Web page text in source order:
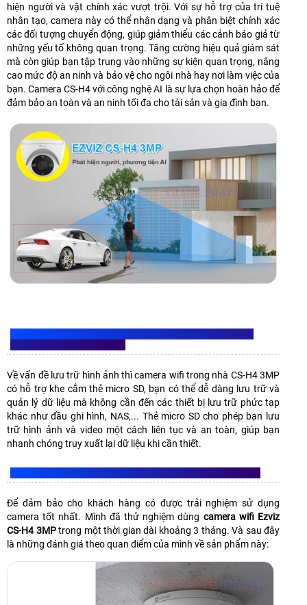
hiện người và vật chính xác vượt trội. Với sự hỗ trợ của trí tuệ
nhân tạo, camera này có thể nhận dạng và phân biệt chính xác
các đối tượng chuyển động, giúp giảm thiểu các cảnh báo giả từ
những yếu tố không quan trọng. Tăng cường hiệu quả giám sát
mà còn giúp bạn tập trung vào những sự kiện quan trọng, nâng
cao mức độ an ninh và bảo vệ cho ngôi nhà hay nơi làm việc của
bạn. Camera CS-H4 với công nghệ AI là sự lựa chọn hoàn hảo để
đảm bảo an toàn và an ninh tối đa cho tài sản và gia đình bạn.
Về vấn đề lưu trữ hình ảnh thì camera wifi trong nhà CS-H4 3MP
có hỗ trợ khe cắm thẻ micro SD, bạn có thể dễ dàng lưu trữ và
quản lý dữ liệu mà không cần đến các thiết bị lưu trữ phức tạp
khác như đầu ghi hình, NAS,... Thẻ micro SD cho phép bạn lưu
trữ hình ảnh và video một cách liên tục và an toàn, giúp bạn
nhanh chóng truy xuất lại dữ liệu khi cần thiết.
Để đảm bảo cho khách hàng có được trải nghiệm sử dụng
camera tốt nhất. Mình đã thử nghiệm dùng camera wifi Ezviz
CS-H4 3MPtrong một thời gian dài khoảng 3 tháng. Và sau đây
là những đánh giá theo quan điểm của mình về sản phẩm này: